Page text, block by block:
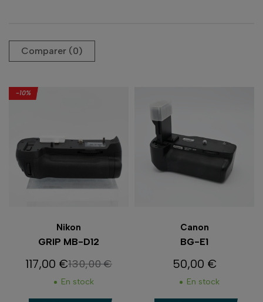
Comparer (0)‎
-10%
Nikon
GRIP MB-D12
Prix
117,00 € Prix de base
130,00 €
En stock
Canon
BG-E1
Prix
50,00 €
En stock